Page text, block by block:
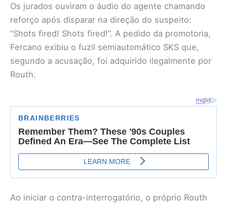
Os jurados ouviram o áudio do agente chamando
reforço após disparar na direção do suspeito:
“Shots fired! Shots fired!”. A pedido da promotoria,
Fercano exibiu o fuzil semiautomático SKS que,
segundo a acusação, foi adquirido ilegalmente por
Routh.
Ao iniciar o contra-interrogatório, o próprio Routh